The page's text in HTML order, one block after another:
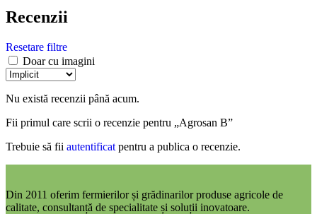
Recenzii
Resetare filtre
Doar cu imagini
Nu există recenzii până acum.
Fii primul care scrii o recenzie pentru „Agrosan B”
Trebuie să fii autentificat pentru a publica o recenzie.
Din 2011 oferim fermierilor și grădinarilor produse agricole de
calitate, consultanță de specialitate și soluții inovatoare.